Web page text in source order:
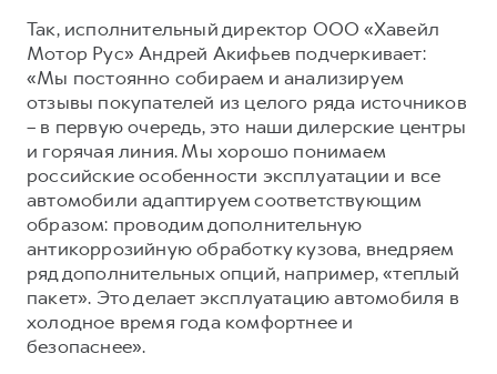
Так, исполнительный директор ООО «Хавейл
Мотор Рус» Андрей Акифьев подчеркивает:
«Мы постоянно собираем и анализируем
отзывы покупателей из целого ряда источников
– в первую очередь, это наши дилерские центры
и горячая линия. Мы хорошо понимаем
российские особенности эксплуатации и все
автомобили адаптируем соответствующим
образом: проводим дополнительную
антикоррозийную обработку кузова, внедряем
ряд дополнительных опций, например, «теплый
пакет». Это делает эксплуатацию автомобиля в
холодное время года комфортнее и
безопаснее».